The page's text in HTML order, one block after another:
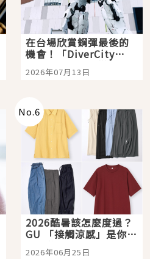
在台場欣賞鋼彈最後的
機會！「DiverCity
Tokyo Plaza」搭船、
購物、美食及夜景，一
2026年07月13日
No.6
2026酷暑該怎麼度過？
GU 「接觸涼感」是你的
夏日救星
2026年06月25日